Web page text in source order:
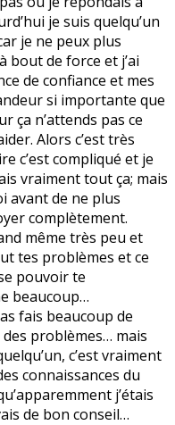
je suis quelqu’un
je ne peux plus
bout de force et j’ai
de confiance et mes
si importante que
ça n’attends pas ce
Alors c’est très
c’est compliqué et je
vraiment tout ça; mais
avant de ne plus
complètement.
même très peu et
tes problèmes et ce
pouvoir te
beaucoup…
fais beaucoup de
des problèmes… mais
c’est vraiment
connaissances du
j’étais
de bon conseil…